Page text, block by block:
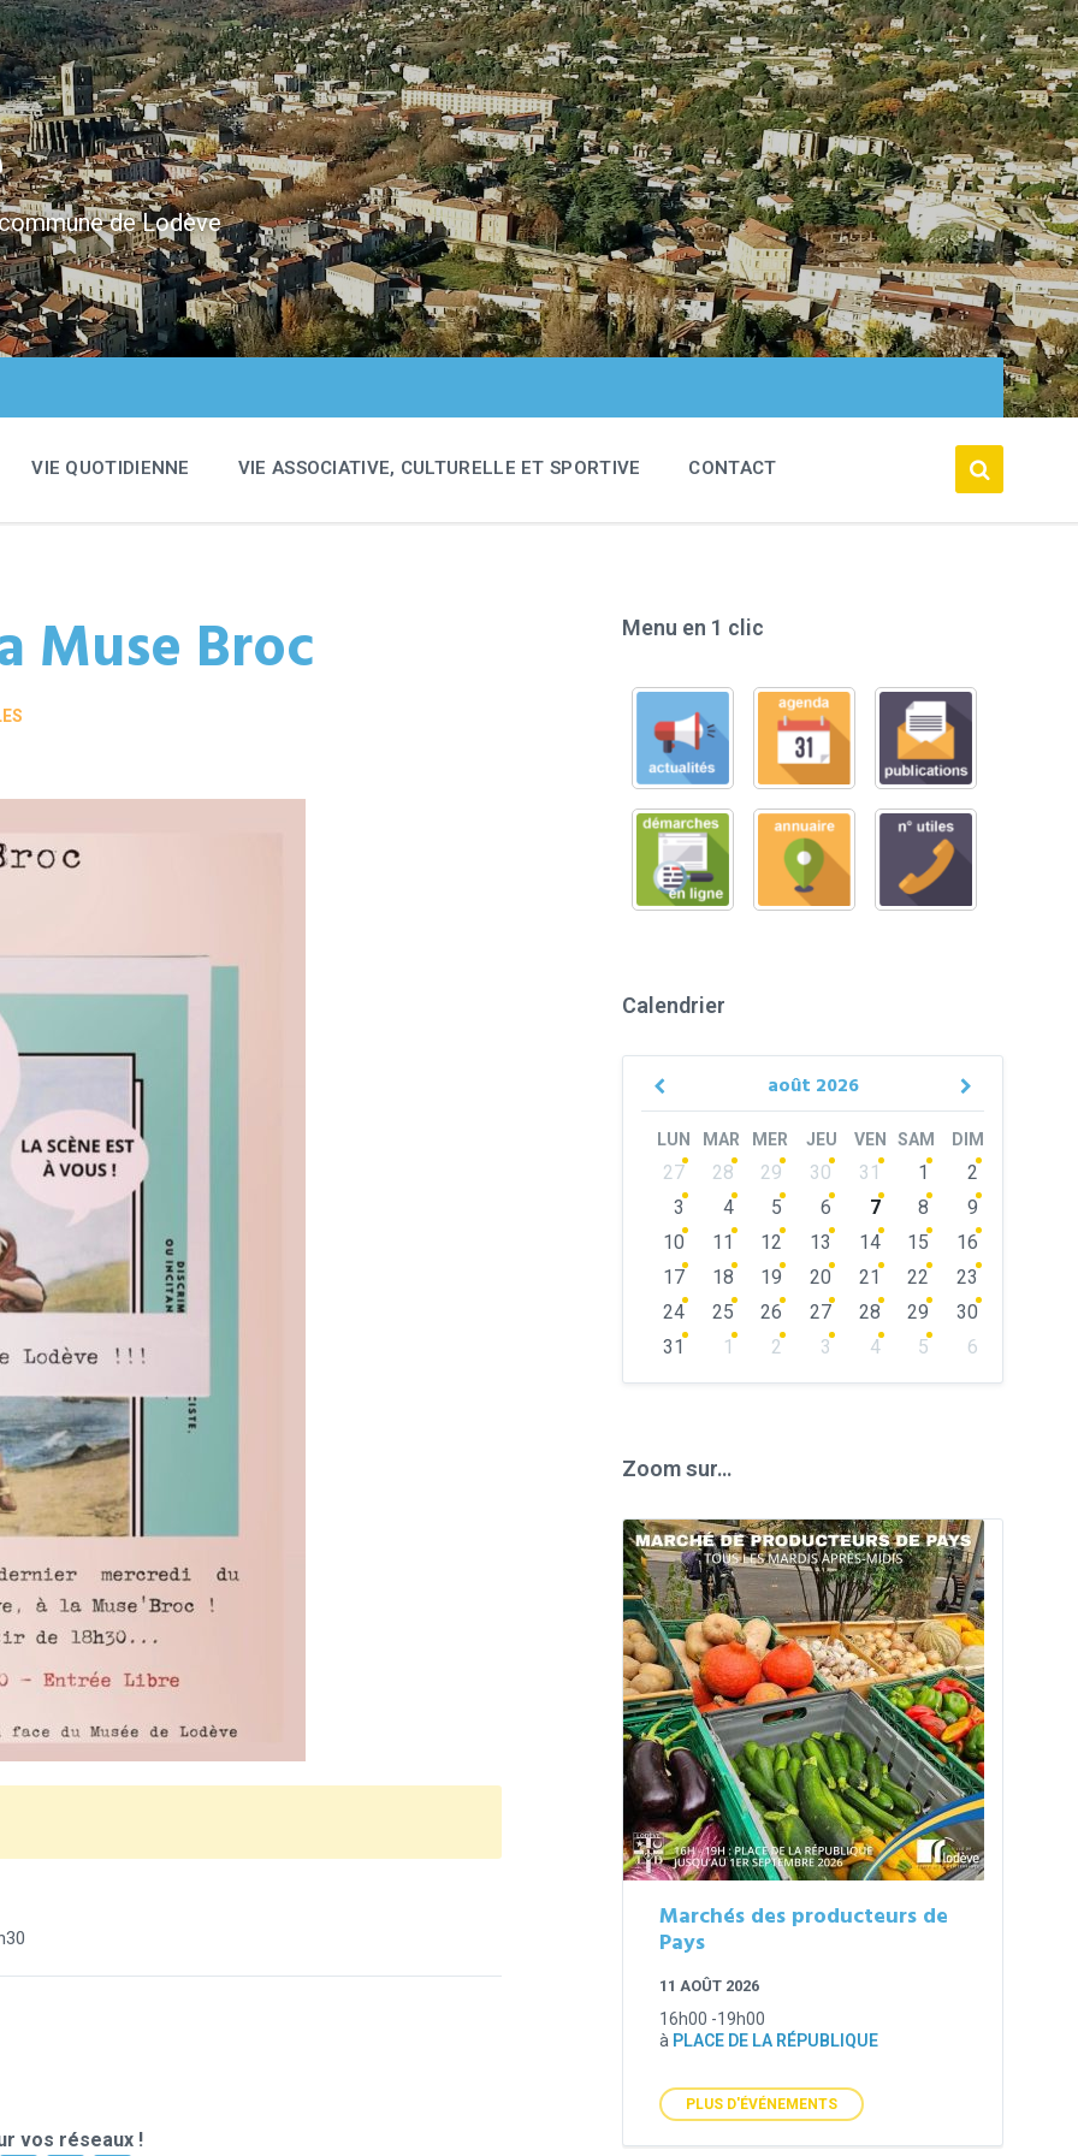
de Lodève
VIE QUOTIDIENNE VIE ASSOCIATIVE, CULTURELLE ET SPORTIVE CONTACT
Muse Broc
vos réseaux !
Menu en 1 clic
Calendrier
août 2026
Previous
Next
LUN MAR MER JEU VEN SAM DIM
Skip
calendar
days
27 28 29 30 31 1
2
3
4 5 6 7 8
9
10
11 12 13 14 15
16
17
18 19 20 21 22
23
24
25 26 27 28 29
30
31
1 2 3 4 5
6
Zoom sur…
Marchés des producteurs de
Pays
11 AOÛT 2026
16h00 -19h00
à PLACE DE LA RÉPUBLIQUE
PLUS D'ÉVÉNEMENTS